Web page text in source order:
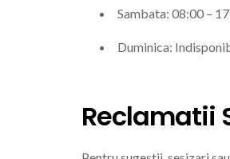
Sambata: 08:00 –
Duminica:
Reclamatii